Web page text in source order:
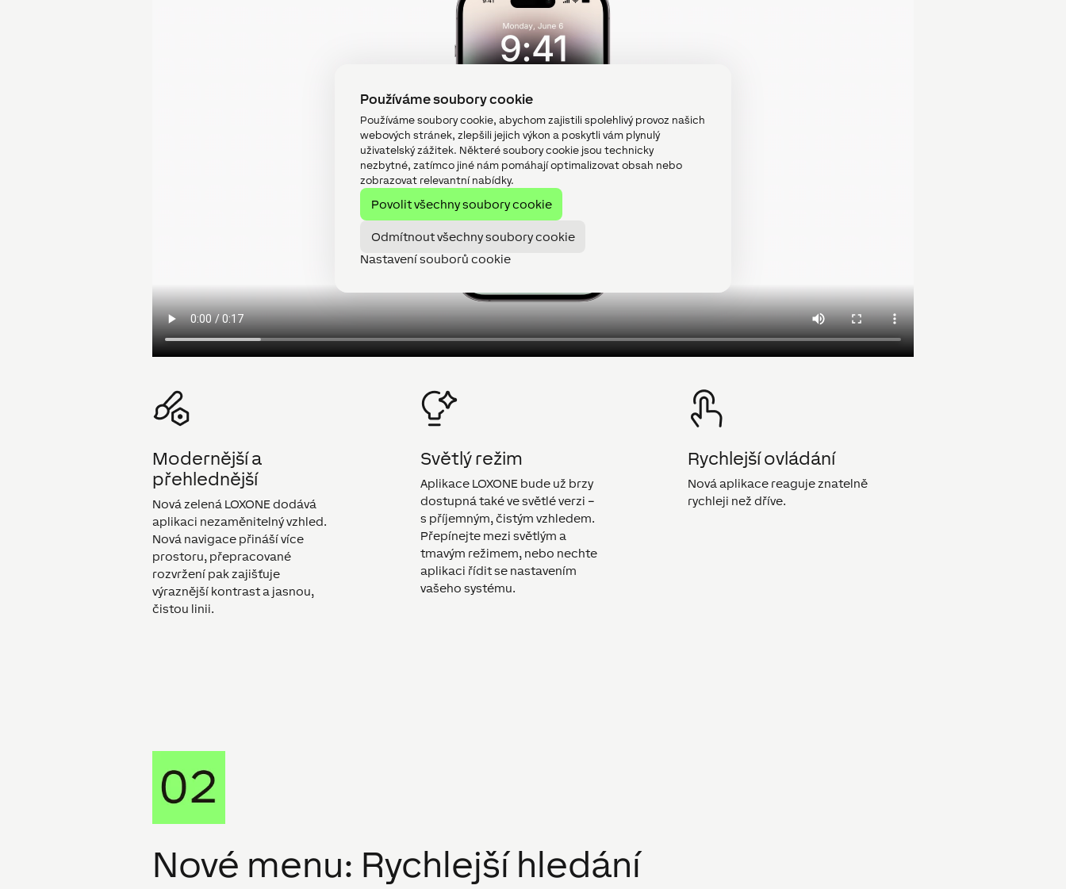
Používáme soubory cookie
Používáme soubory cookie, abychom zajistili spolehlivý provoz našich
webových stránek, zlepšili jejich výkon a poskytli vám plynulý
uživatelský zážitek. Některé soubory cookie jsou technicky
nezbytné, zatímco jiné nám pomáhají optimalizovat obsah nebo
zobrazovat relevantní nabídky.
Povolit všechny soubory cookie
Odmítnout všechny soubory cookie
Nastavení souborů cookie
Modernější a
přehlednější
Nová zelená LOXONE dodává
aplikaci nezaměnitelný vzhled.
Nová navigace přináší více
prostoru, přepracované
rozvržení pak zajišťuje
výraznější kontrast a jasnou,
čistou linii.
Světlý režim
Aplikace LOXONE bude už brzy
dostupná také ve světlé verzi –
s příjemným, čistým vzhledem.
Přepínejte mezi světlým a
tmavým režimem, nebo nechte
aplikaci řídit se nastavením
vašeho systému.
Rychlejší ovládání
Nová aplikace reaguje znatelně
rychleji než dříve.
Nové menu: Rychlejší hledání